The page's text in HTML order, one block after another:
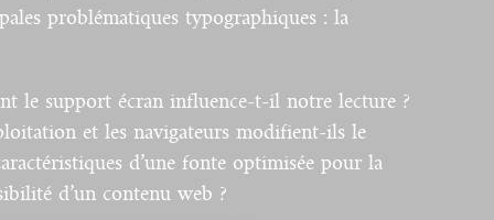
problématiques typographiques : la
le support écran influence-t-il notre lecture ?
et les navigateurs modifient-ils le
d’une fonte optimisée pour la
d’un contenu web ?